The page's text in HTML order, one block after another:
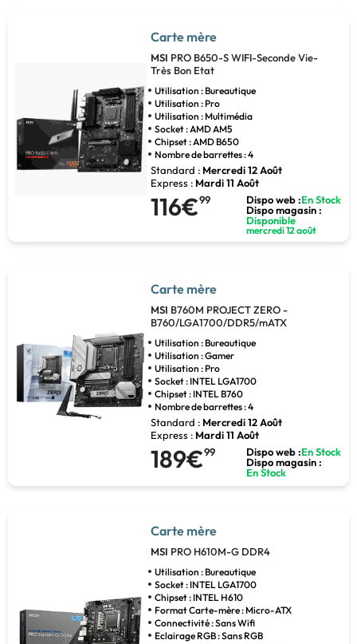
Carte mère
MSI PRO B650-S WIFI-Seconde Vie-
Très Bon Etat
Utilisation : Bureautique
Utilisation : Pro
Utilisation : Multimédia
Socket : AMD AM5
Chipset : AMD B650
Nombre de barrettes : 4
Standard : Mercredi 12 Août
Express : Mardi 11 Août
116€99 Dispo web :En Stock
Dispo magasin :
Disponible
mercredi 12 août
Carte mère
MSI B760M PROJECT ZERO -
B760/LGA1700/DDR5/mATX
Utilisation : Bureautique
Utilisation : Gamer
Utilisation : Pro
Socket : INTEL LGA1700
Chipset : INTEL B760
Nombre de barrettes : 4
Standard : Mercredi 12 Août
Express : Mardi 11 Août
189€99 Dispo web :En Stock
Dispo magasin :
En Stock
Carte mère
MSI PRO H610M-G DDR4
Utilisation : Bureautique
Socket : INTEL LGA1700
Chipset : INTEL H610
Format Carte-mère : Micro-ATX
Connectivité : Sans Wifi
Eclairage RGB : Sans RGB